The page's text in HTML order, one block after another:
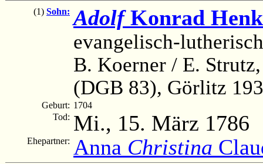
(1) Sohn: AdolfKonrad
evangelisch-
B. Koerner / E.
(DGB 83), Görlitz
Geburt: 1704
Tod: Mi., 15. März 1786
Ehepartner: Anna Christina